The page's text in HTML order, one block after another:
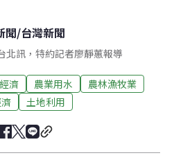
聞/台灣新聞
北訊，特約記者廖靜蕙報導
濟 農業用水
農林漁牧業
土地利用